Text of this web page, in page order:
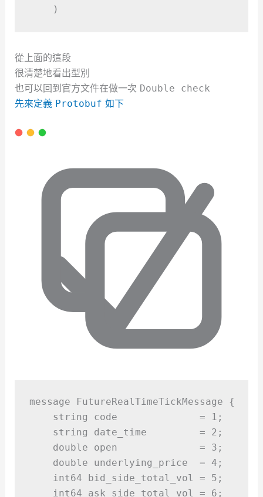
    )
從上面的這段
很清楚地看出型別
也可以回到官方文件在做一次 Double check
先來定義 Protobuf 如下
message FutureRealTimeTickMessage {
    string code
= 1 ;
    string date_time
= 2 ;
double open = 3 ;
double underlying_price = 4 ;
    int64 bid_side_total_vol
= 5 ;
    int64 ask_side_total_vol
= 6 ;